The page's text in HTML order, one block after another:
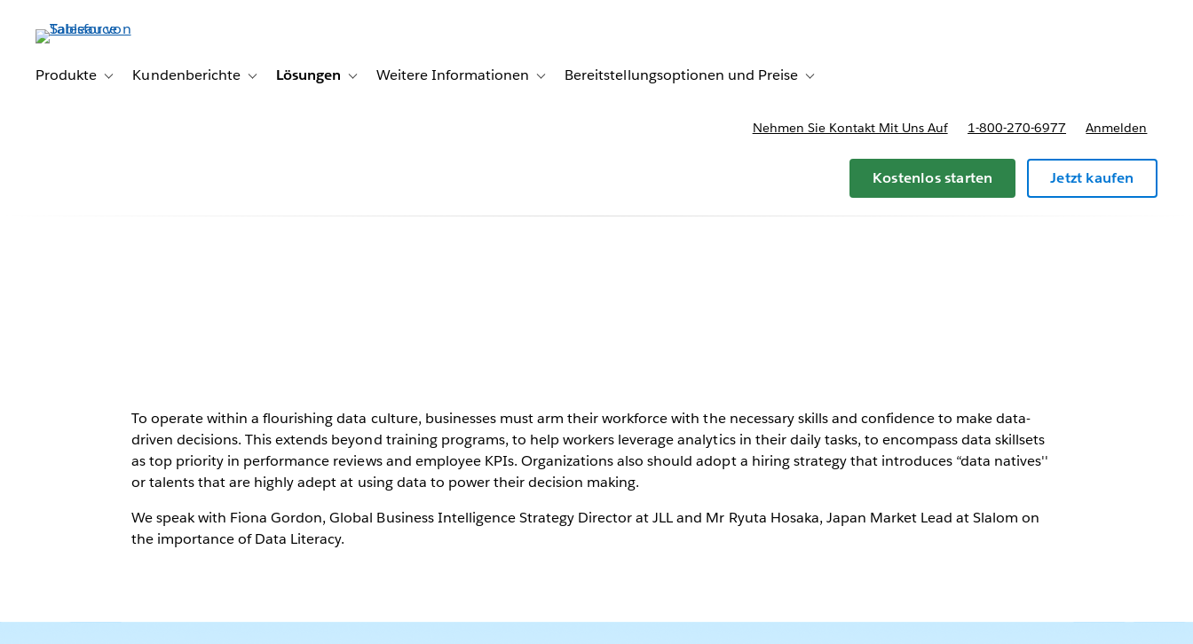
Produkte
Toggle sub-navigation for Produkte
Kundenberichte Toggle sub-navigation for Kundenberichte
Lösungen Toggle sub-navigation for Lösungen
Weitere Informationen Toggle sub-navigation for Weitere Informationen
Bereitstellungsoptionen und Preise Toggle sub-navigation for Bereitstellungsoptionen und Preise
Nehmen Sie Kontakt Mit Uns Auf 1-800-270-6977 Anmelden
Kostenlos starten Jetzt kaufen
Employees With Data
Skills
To operate within a flourishing data culture, businesses must arm their workforce with the necessary skills and confidence to make data-
driven decisions. This extends beyond training programs, to help workers leverage analytics in their daily tasks, to encompass data skillsets
as top priority in performance reviews and employee KPIs. Organizations also should adopt a hiring strategy that introduces “data natives''
or talents that are highly adept at using data to power their decision making.
We speak with Fiona Gordon, Global Business Intelligence Strategy Director at JLL and Mr Ryuta Hosaka, Japan Market Lead at Slalom on
the importance of Data Literacy.